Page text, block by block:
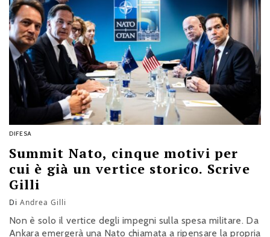
DIFESA
Summit Nato, cinque motivi per
cui è già un vertice storico. Scrive
Gilli
Di Andrea Gilli
Non è solo il vertice degli impegni sulla spesa militare. Da
Ankara emergerà una Nato chiamata a ripensare la propria